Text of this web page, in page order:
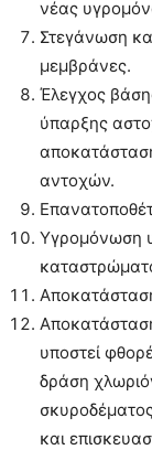
νέας
Στεγάνωση
μεμβράνες.
Έλεγχος
ύπαρξης
αντοχών.
Υγρομόνωση
υποστεί
δράση
και